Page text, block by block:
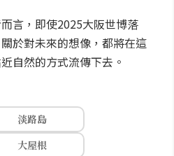
言，即使2025大阪世博落
於對未來的想像，都將在這
自然的方式流傳下去。
淡路島
大屋根